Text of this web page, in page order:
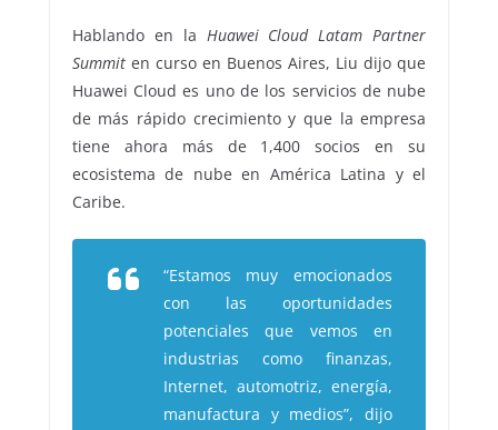
Hablando en la Huawei Cloud Latam Partner
Summiten curso en Buenos Aires, Liu dijo que
Huawei Cloud es uno de los servicios de nube
de más rápido crecimiento y que la empresa
tiene ahora más de 1,400 socios en su
ecosistema de nube en América Latina y el
Caribe.
“Estamos muy emocionados
con las oportunidades
potenciales que vemos en
industrias como finanzas,
Internet, automotriz, energía,
manufactura y medios”, dijo